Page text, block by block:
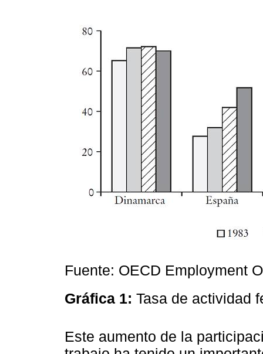
Fuente: OECD Employment
Gráfica 1: Tasa de actividad
Este aumento de la